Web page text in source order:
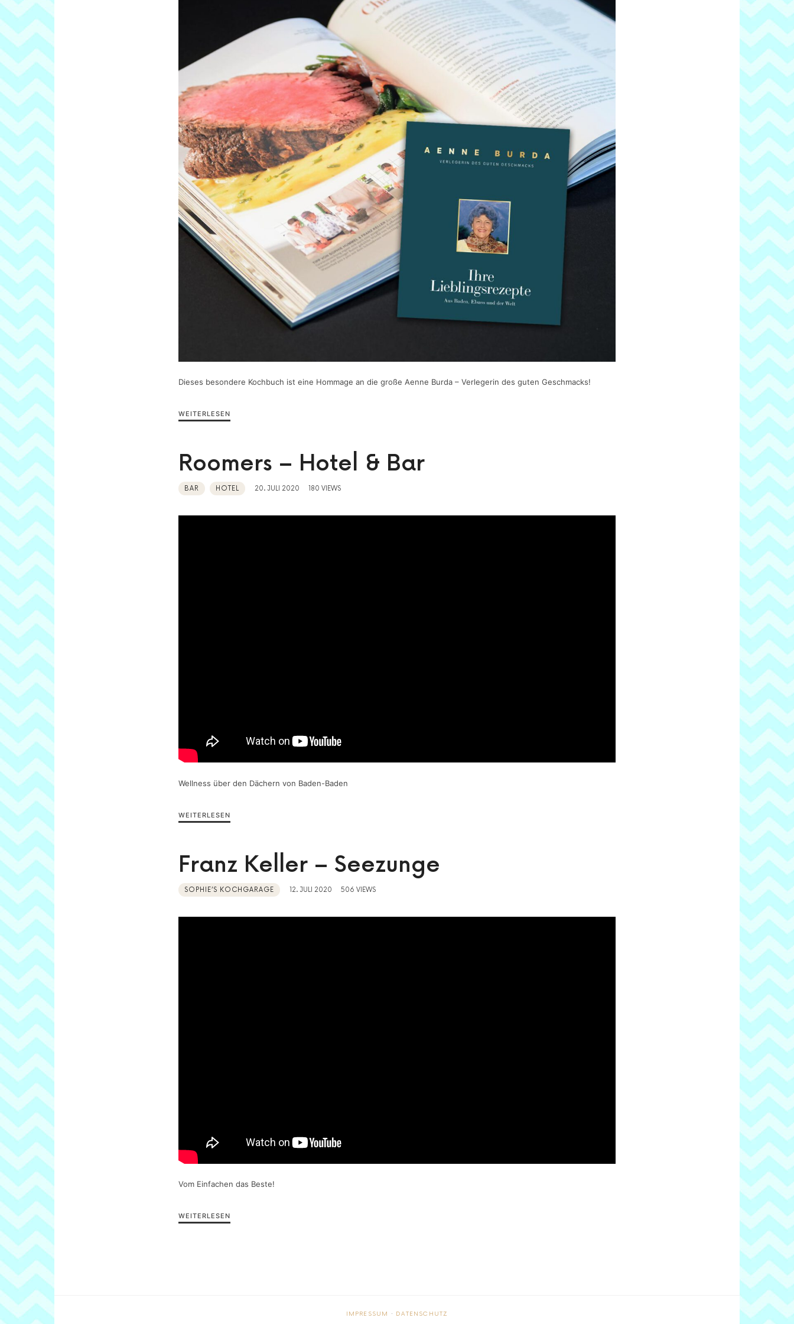
Dieses besondere Kochbuch ist eine Hommage an die große Aenne Burda – Verlegerin des guten Geschmacks!
WEITERLESEN
Roomers – Hotel & Bar
BAR HOTEL 20. JULI 2020 180 VIEWS
Wellness über den Dächern von Baden-Baden
WEITERLESEN
Franz Keller – Seezunge
SOPHIE’S KOCHGARAGE 12. JULI 2020 506 VIEWS
Vom Einfachen das Beste!
WEITERLESEN
IMPRESSUM · DATENSCHUTZ